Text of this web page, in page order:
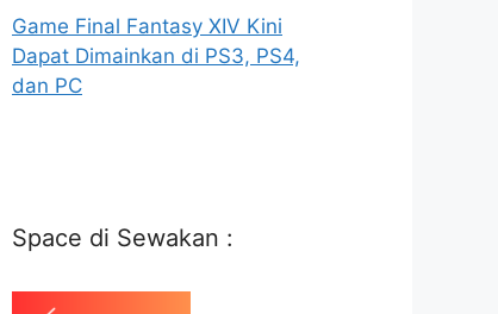
Game Final Fantasy XIV Kini
Dapat Dimainkan di PS3, PS4,
dan PC
Space di Sewakan :